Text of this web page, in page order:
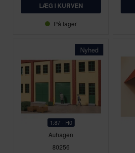
På lager
Nyhed
1:87 - H0
Auhagen
80256